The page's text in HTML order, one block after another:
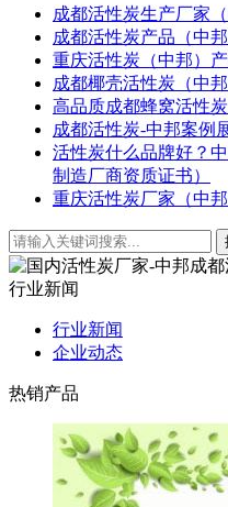
成都活性炭生产厂家
成都活性炭产品（中
重庆活性炭（中邦）
成都椰壳活性炭（中
高品质成都蜂窝活性
成都活性炭-中邦案例
活性炭什么品牌好？
制造厂商资质证书）
重庆活性炭厂家（中邦
行业新闻
行业新闻
企业动态
热销产品